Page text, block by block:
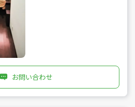
お問い合わせ